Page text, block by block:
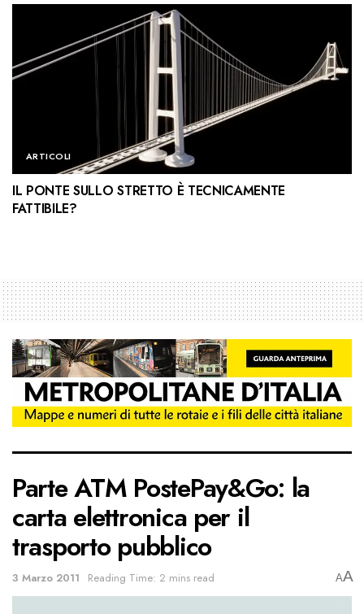
ARTICOLI
IL PONTE SULLO STRETTO È TECNICAMENTE
FATTIBILE?
Parte ATM PostePay&Go: la
carta elettronica per il
trasporto pubblico
3 Marzo 2011 Reading Time: 2 mins read AA